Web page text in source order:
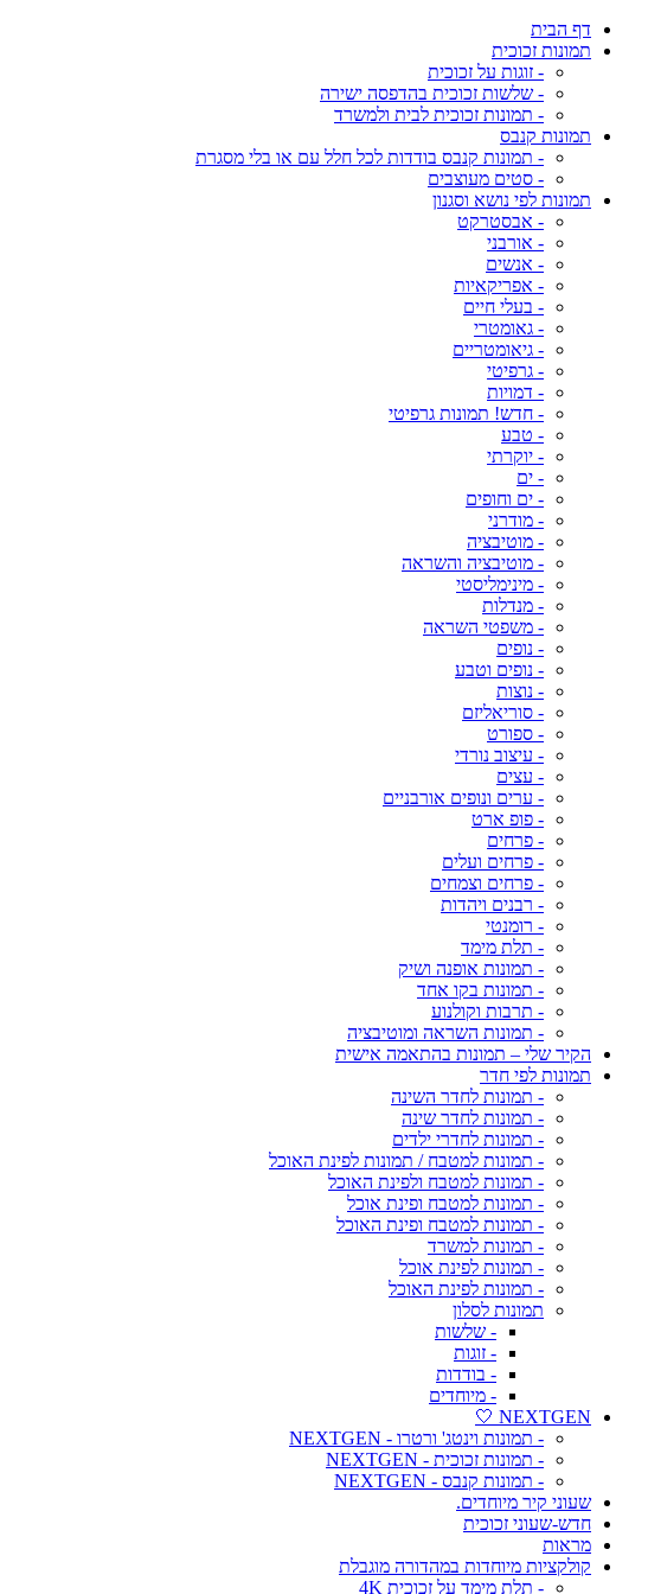
דף הבית
תמונות זכוכית
- זוגות על זכוכית
- שלשות זכוכית בהדפסה ישירה
- תמונות זכוכית לבית ולמשרד
תמונות קנבס
- תמונות קנבס בודדות לכל חלל עם או בלי מסגרת
- סטים מעוצבים
תמונות לפי נושא וסגנון
- אבסטרקט
- אורבני
- אנשים
- אפריקאיות
- בעלי חיים
- גאומטרי
- גיאומטריים
- גרפיטי
- דמויות
- חדש! תמונות גרפיטי
- טבע
- יוקרתי
- ים
- ים וחופים
- מודרני
- מוטיבציה
- מוטיבציה והשראה
- מינימליסטי
- מנדלות
- משפטי השראה
- נופים
- נופים וטבע
- נוצות
- סוריאליזם
- ספורט
- עיצוב נורדי
- עצים
- ערים ונופים אורבניים
- פופ ארט
- פרחים
- פרחים ועלים
- פרחים וצמחים
- רבנים ויהדות
- רומנטי
- תלת מימד
- תמונות אופנה ושיק
- תמונות בקו אחד
- תרבות וקולנוע
- תמונות השראה ומוטיבציה
הקיר שלי – תמונות בהתאמה אישית
תמונות לפי חדר
- תמונות לחדר השינה
- תמונות לחדר שינה
- תמונות לחדרי ילדים
- תמונות למטבח / תמונות לפינת האוכל
- תמונות למטבח ולפינת האוכל
- תמונות למטבח ופינת אוכל
- תמונות למטבח ופינת האוכל
- תמונות למשרד
- תמונות לפינת אוכל
- תמונות לפינת האוכל
תמונות לסלון
- שלשות
- זוגות
- בודדות
- מיוחדים
NEXTGEN 🤍
- תמונות וינטג' ורטרו - NEXTGEN
- תמונות זכוכית - NEXTGEN
- תמונות קנבס - NEXTGEN
שעוני קיר מיוחדים.
חדש-שעוני זכוכית
מראות
קולקציות מיוחדות במהדורה מוגבלת
- תלת מימד על זכוכית 4K